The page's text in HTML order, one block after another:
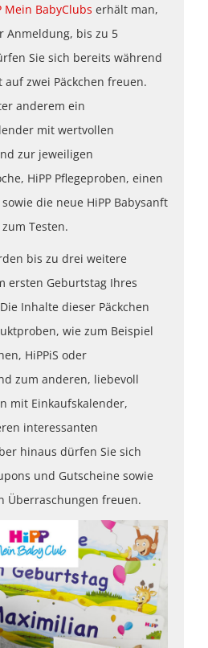
Mein BabyClubs erhält man,
Anmeldung, bis zu 5
Sie sich bereits während
zwei Päckchen freuen.
anderem ein
mit wertvollen
zur jeweiligen
HiPP Pflegeproben, einen
die neue HiPP Babysanft
Testen.
bis zu drei weitere
ersten Geburtstag Ihres
Inhalte dieser Päckchen
wie zum Beispiel
HiPPiS oder
zum anderen, liebevoll
mit Einkaufskalender,
interessanten
hinaus dürfen Sie sich
und Gutscheine sowie
Überraschungen freuen.